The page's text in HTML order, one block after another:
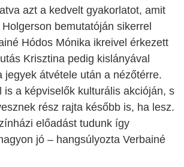
azt a kedvelt gyakorlatot, amit
bemutatóján sikerrel
Hódos Mónika ikreivel érkezett
Krisztina pedig kislányával
jegyek átvétele után a nézőtérre.
is a képviselők kulturális akcióján, s
rész rajta később is, ha lesz.
előadást tudunk így
jó – hangsúlyozta Verbainé